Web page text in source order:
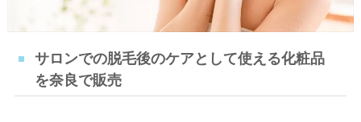
サロンでの脱毛後のケアとして使える化粧品
を奈良で販売